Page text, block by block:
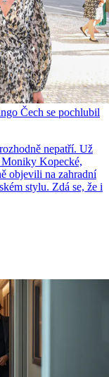
Čech se pochlubil
nepatří. Už
Moniky Kopecké,
objevili na zahradní
stylu. Zdá se, že i